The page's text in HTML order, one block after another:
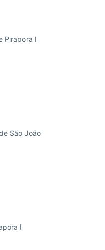
Pirapora I
São João
I